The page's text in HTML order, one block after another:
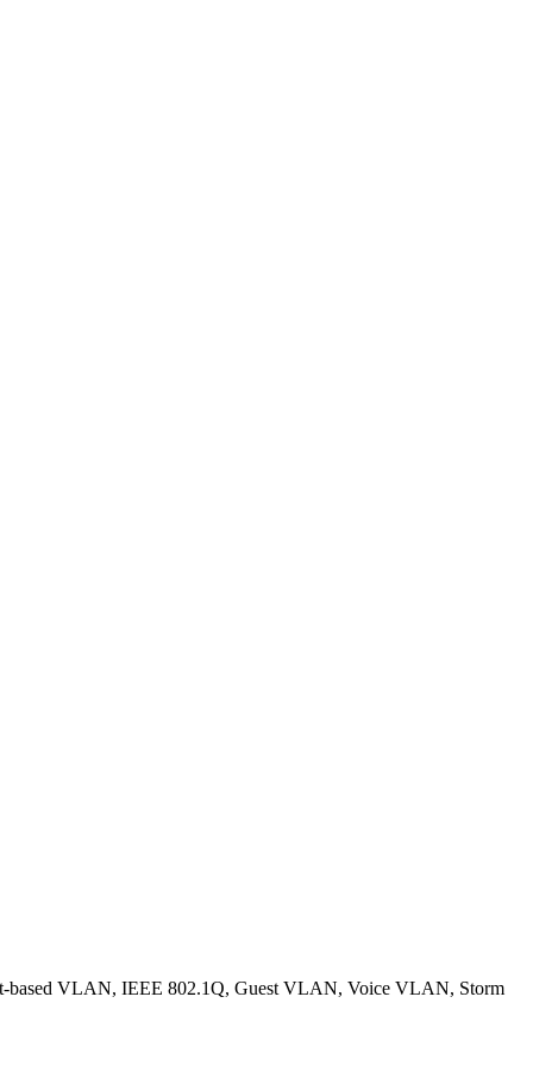
based VLAN, IEEE 802.1Q, Guest VLAN, Voice VLAN, Storm